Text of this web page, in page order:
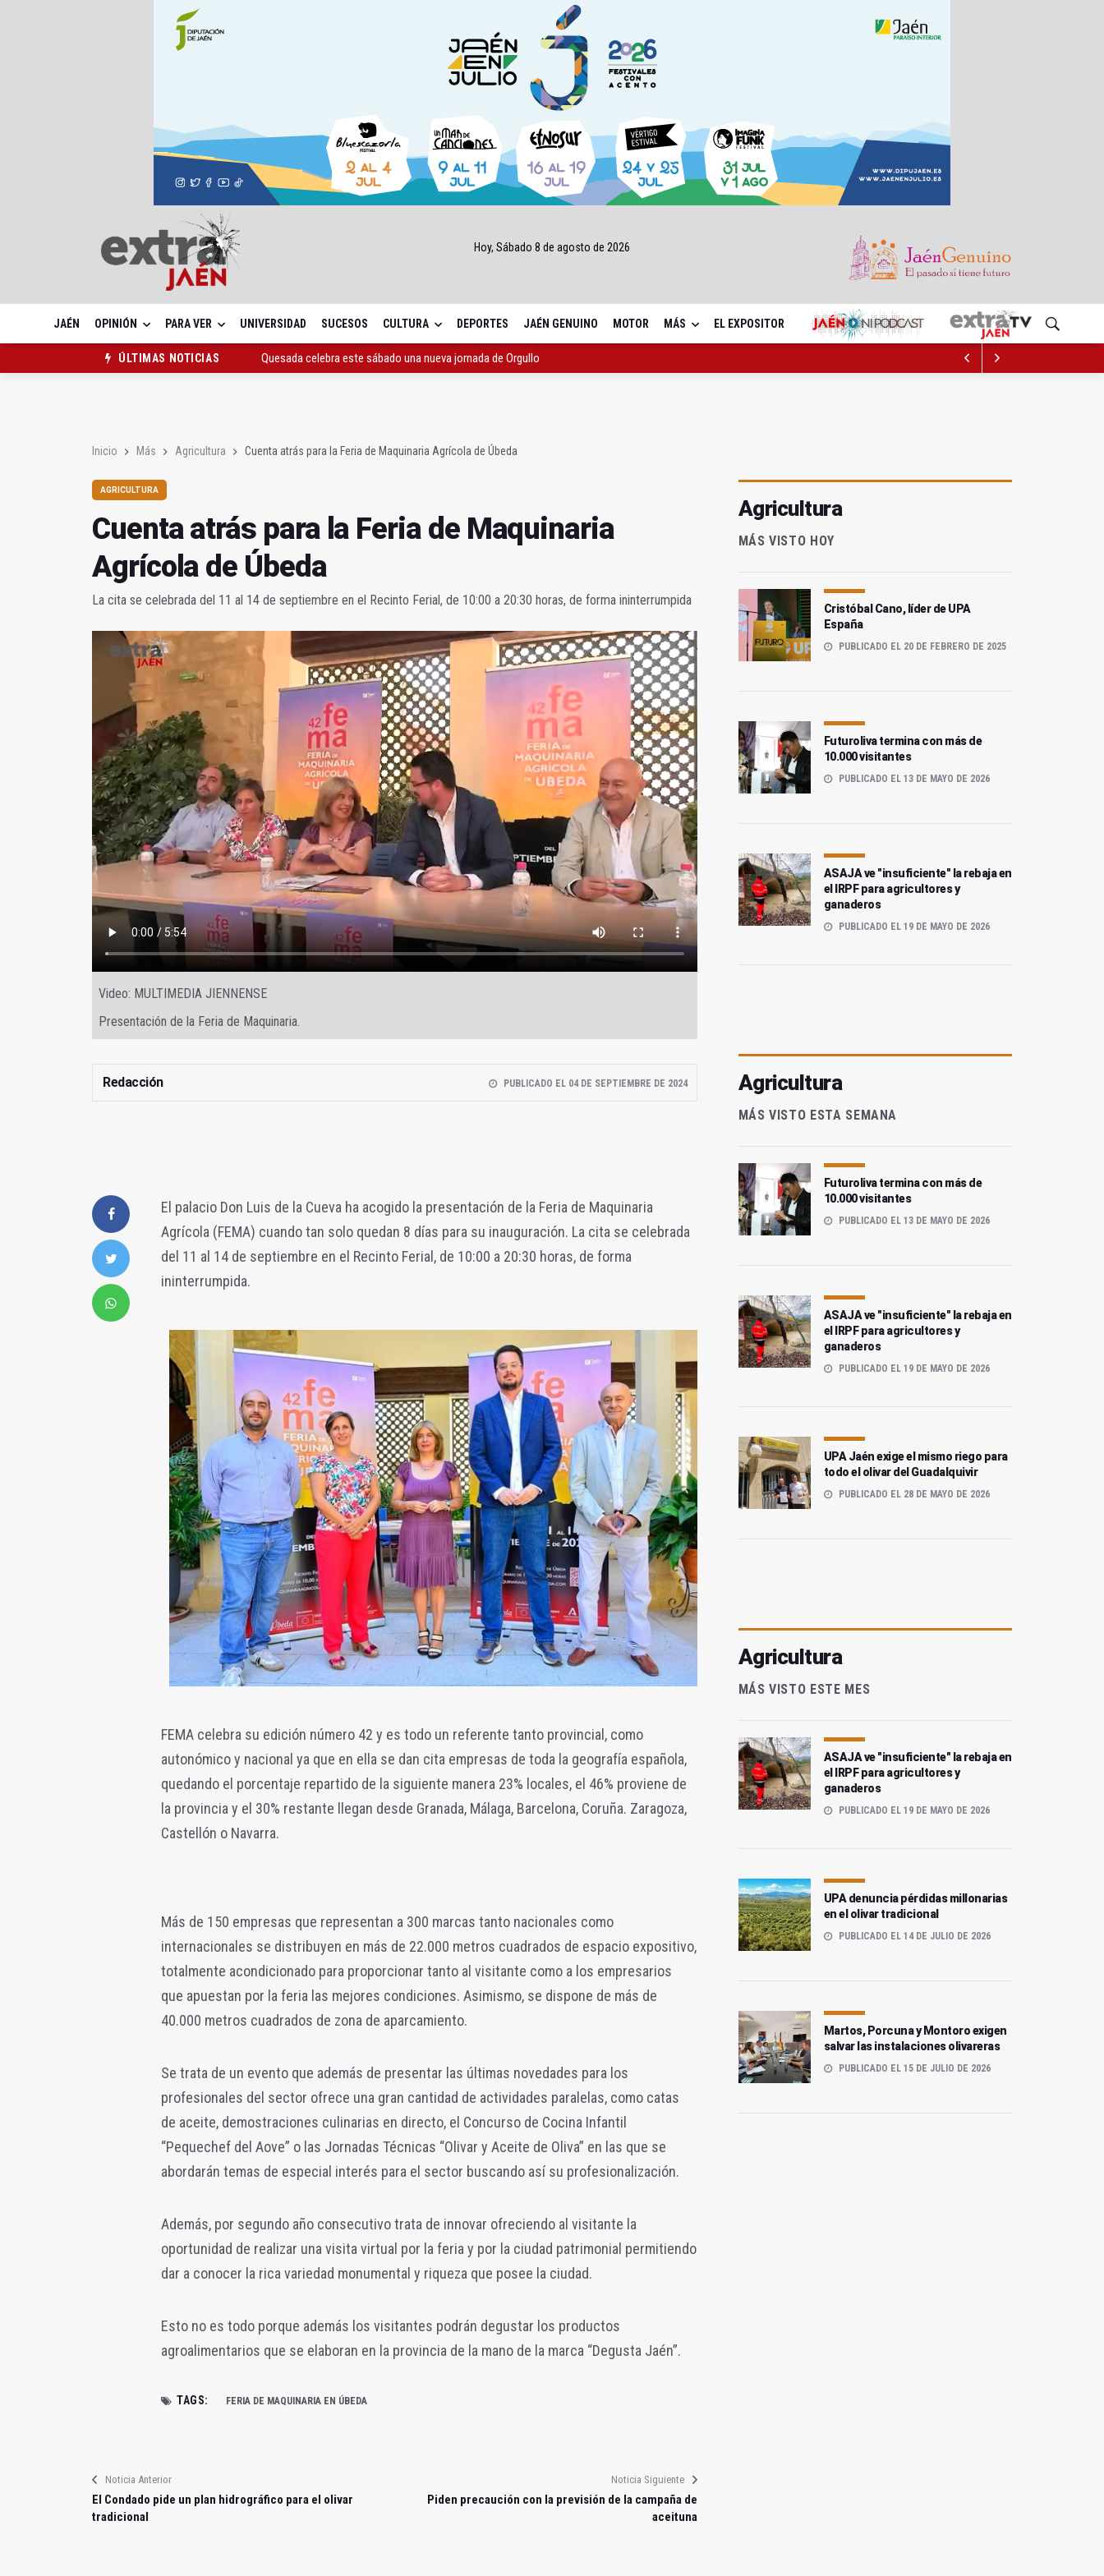
Hoy, Sábado 8 de agosto de 2026
JAÉN OPINIÓN PARA VER UNIVERSIDAD SUCESOS CULTURA DEPORTES JAÉN GENUINO MOTOR MÁS EL EXPOSITOR
ÚLTIMAS NOTICIAS
Quesada celebra este sábado una nueva jornada de Orgullo
Inicio Más Agricultura Cuenta atrás para la Feria de Maquinaria Agrícola de Úbeda
AGRICULTURA
Cuenta atrás para la Feria de Maquinaria
Agrícola de Úbeda
La cita se celebrada del 11 al 14 de septiembre en el Recinto Ferial, de 10:00 a 20:30 horas, de forma ininterrumpida
Video: MULTIMEDIA JIENNENSE
Presentación de la Feria de Maquinaria.
Redacción PUBLICADO EL 04 DE SEPTIEMBRE DE 2024
El palacio Don Luis de la Cueva ha acogido la presentación de la Feria de Maquinaria
Agrícola (FEMA) cuando tan solo quedan 8 días para su inauguración. La cita se celebrada
del 11 al 14 de septiembre en el Recinto Ferial, de 10:00 a 20:30 horas, de forma
ininterrumpida.
FEMA celebra su edición número 42 y es todo un referente tanto provincial, como
autonómico y nacional ya que en ella se dan cita empresas de toda la geografía española,
quedando el porcentaje repartido de la siguiente manera 23% locales, el 46% proviene de
la provincia y el 30% restante llegan desde Granada, Málaga, Barcelona, Coruña. Zaragoza,
Castellón o Navarra.
Más de 150 empresas que representan a 300 marcas tanto nacionales como
internacionales se distribuyen en más de 22.000 metros cuadrados de espacio expositivo,
totalmente acondicionado para proporcionar tanto al visitante como a los empresarios
que apuestan por la feria las mejores condiciones. Asimismo, se dispone de más de
40.000 metros cuadrados de zona de aparcamiento.
Se trata de un evento que además de presentar las últimas novedades para los
profesionales del sector ofrece una gran cantidad de actividades paralelas, como catas
de aceite, demostraciones culinarias en directo, el Concurso de Cocina Infantil
“Pequechef del Aove” o las Jornadas Técnicas “Olivar y Aceite de Oliva” en las que se
abordarán temas de especial interés para el sector buscando así su profesionalización.
Además, por segundo año consecutivo trata de innovar ofreciendo al visitante la
oportunidad de realizar una visita virtual por la feria y por la ciudad patrimonial permitiendo
dar a conocer la rica variedad monumental y riqueza que posee la ciudad.
Esto no es todo porque además los visitantes podrán degustar los productos
agroalimentarios que se elaboran en la provincia de la mano de la marca “Degusta Jaén”.
TAGS: FERIA DE MAQUINARIA EN ÚBEDA
Noticia Anterior
El Condado pide un plan hidrográfico para el olivar
tradicional
Noticia Siguiente
Piden precaución con la previsión de la campaña de
aceituna
Agricultura
MÁS VISTO HOY
Cristóbal Cano, líder de UPA
España
PUBLICADO EL 20 DE FEBRERO DE 2025
Futuroliva termina con más de
10.000 visitantes
PUBLICADO EL 13 DE MAYO DE 2026
ASAJA ve "insuficiente" la rebaja en
el IRPF para agricultores y
ganaderos
PUBLICADO EL 19 DE MAYO DE 2026
Agricultura
MÁS VISTO ESTA SEMANA
Futuroliva termina con más de
10.000 visitantes
PUBLICADO EL 13 DE MAYO DE 2026
ASAJA ve "insuficiente" la rebaja en
el IRPF para agricultores y
ganaderos
PUBLICADO EL 19 DE MAYO DE 2026
UPA Jaén exige el mismo riego para
todo el olivar del Guadalquivir
PUBLICADO EL 28 DE MAYO DE 2026
Agricultura
MÁS VISTO ESTE MES
ASAJA ve "insuficiente" la rebaja en
el IRPF para agricultores y
ganaderos
PUBLICADO EL 19 DE MAYO DE 2026
UPA denuncia pérdidas millonarias
en el olivar tradicional
PUBLICADO EL 14 DE JULIO DE 2026
Martos, Porcuna y Montoro exigen
salvar las instalaciones olivareras
PUBLICADO EL 15 DE JULIO DE 2026